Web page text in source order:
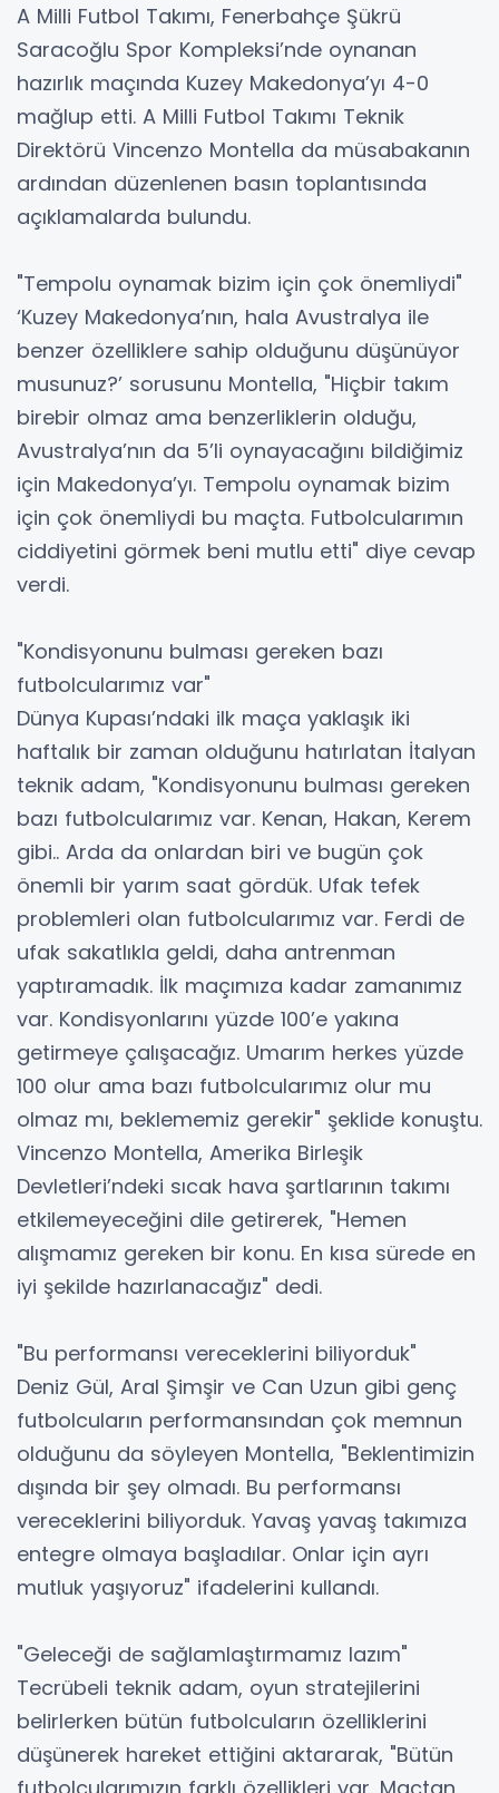
A Milli Futbol Takımı, Fenerbahçe Şükrü
Saracoğlu Spor Kompleksi’nde oynanan
hazırlık maçında Kuzey Makedonya’yı 4-0
mağlup etti. A Milli Futbol Takımı Teknik
Direktörü Vincenzo Montella da müsabakanın
ardından düzenlenen basın toplantısında
açıklamalarda bulundu.
"Tempolu oynamak bizim için çok önemliydi"
‘Kuzey Makedonya’nın, hala Avustralya ile
benzer özelliklere sahip olduğunu düşünüyor
musunuz?’ sorusunu Montella, "Hiçbir takım
birebir olmaz ama benzerliklerin olduğu,
Avustralya’nın da 5’li oynayacağını bildiğimiz
için Makedonya’yı. Tempolu oynamak bizim
için çok önemliydi bu maçta. Futbolcularımın
ciddiyetini görmek beni mutlu etti" diye cevap
verdi.
"Kondisyonunu bulması gereken bazı
futbolcularımız var"
Dünya Kupası’ndaki ilk maça yaklaşık iki
haftalık bir zaman olduğunu hatırlatan İtalyan
teknik adam, "Kondisyonunu bulması gereken
bazı futbolcularımız var. Kenan, Hakan, Kerem
gibi.. Arda da onlardan biri ve bugün çok
önemli bir yarım saat gördük. Ufak tefek
problemleri olan futbolcularımız var. Ferdi de
ufak sakatlıkla geldi, daha antrenman
yaptıramadık. İlk maçımıza kadar zamanımız
var. Kondisyonlarını yüzde 100’e yakına
getirmeye çalışacağız. Umarım herkes yüzde
100 olur ama bazı futbolcularımız olur mu
olmaz mı, beklememiz gerekir" şeklide konuştu.
Vincenzo Montella, Amerika Birleşik
Devletleri’ndeki sıcak hava şartlarının takımı
etkilemeyeceğini dile getirerek, "Hemen
alışmamız gereken bir konu. En kısa sürede en
iyi şekilde hazırlanacağız" dedi.
"Bu performansı vereceklerini biliyorduk"
Deniz Gül, Aral Şimşir ve Can Uzun gibi genç
futbolcuların performansından çok memnun
olduğunu da söyleyen Montella, "Beklentimizin
dışında bir şey olmadı. Bu performansı
vereceklerini biliyorduk. Yavaş yavaş takımıza
entegre olmaya başladılar. Onlar için ayrı
mutluk yaşıyoruz" ifadelerini kullandı.
"Geleceği de sağlamlaştırmamız lazım"
Tecrübeli teknik adam, oyun stratejilerini
belirlerken bütün futbolcuların özelliklerini
düşünerek hareket ettiğini aktararak, "Bütün